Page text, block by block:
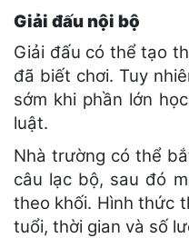
Giải đấu nội bộ
Giải đấu có thể tạo
đã biết chơi. Tuy
sớm khi phần lớn
luật.
Nhà trường có thể
câu lạc bộ, sau đó
theo khối. Hình thức
tuổi, thời gian và số